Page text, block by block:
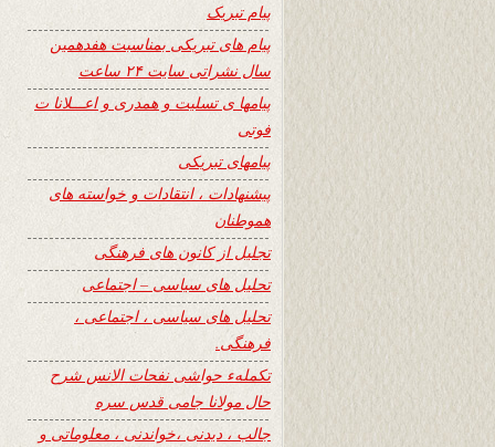
پیام تبریک
پیام های تبریکی بمناسبت هفدهمین
سال نشراتی سایت ۲۴ ساعت
پیامها ی تسلیت و همدری و اعـــلانا ت
فوتی
پیامهای تبریکی
پیشنهادات ، انتقادات و خواسته های
هموطنان
تجلیل از کانون های فرهنگی
تحلیل های سیاسی – اجتماعی
تحلیل های سیاسی ، اجتماعی ،
فرهنگی.
تکملهء حواشی نفحات الانس شرح
حال مولانا جامی قدس سره
جالب ، دیدنی ،خواندنی ، معلوماتی و